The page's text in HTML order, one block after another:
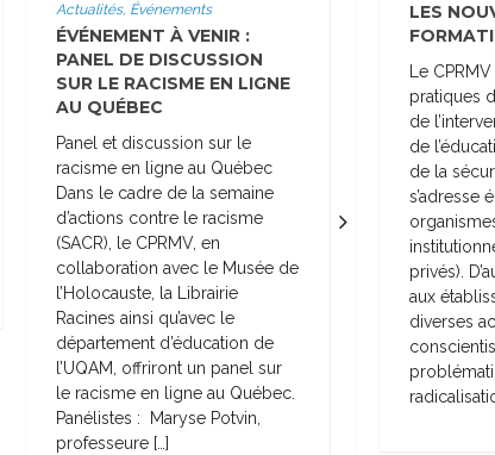
Actualités, Événements
ÉVÉNEMENT À VENIR :
PANEL DE DISCUSSION
SUR LE RACISME EN LIGNE
AU QUÉBEC
Panel et discussion sur le
racisme en ligne au Québec
Dans le cadre de la semaine
d’actions contre le racisme
(SACR), le CPRMV, en
collaboration avec le Musée de
l’Holocauste, la Librairie
Racines ainsi qu’avec le
département d’éducation de
l’UQAM, offriront un panel sur
le racisme en ligne au Québec.
Panélistes : Maryse Potvin,
professeure […]
LES
Le
pratiques
de
de
de la
s’adresse
privés).
aux
diverses